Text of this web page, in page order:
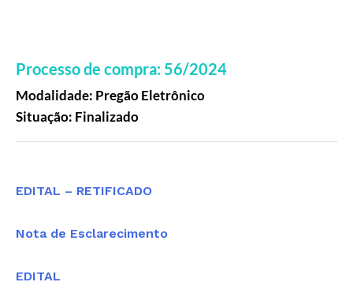
Processo de compra: 56/2024
Modalidade: Pregão Eletrônico
Situação: Finalizado
EDITAL – RETIFICADO
Nota de Esclarecimento
EDITAL